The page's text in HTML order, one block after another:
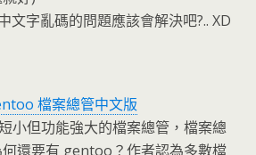
文字亂碼的問題應該會解決吧?.. XD
檔案總管中文版
小但功能強大的檔案總管，檔案總
還要有 gentoo？作者認為多數檔